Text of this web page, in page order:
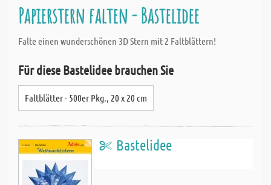
Papierstern falten - Bastelidee
Falte einen wunderschönen 3D Stern mit 2 Faltblättern!
Für diese Bastelidee brauchen Sie
Faltblätter - 500er Pkg., 20 x 20 cm
Bastelidee